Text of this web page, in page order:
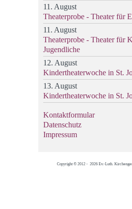
11. August
Theaterprobe - Theater für
11. August
Theaterprobe - Theater für
Jugendliche
12. August
Kindertheaterwoche in St.
13. August
Kindertheaterwoche in St.
Kontaktformular
Datenschutz
Impressum
Copyright © 2012 - 2026 Ev.-Luth.